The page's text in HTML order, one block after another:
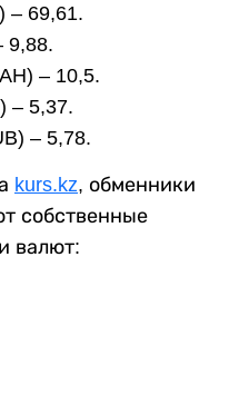
– 69,61.
9,88.
– 10,5.
– 5,37.
– 5,78.
kurs.kz, обменники
собственные
валют: